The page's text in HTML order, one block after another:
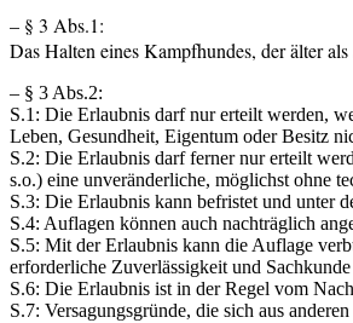
– § 3 Abs.1:
Das Halten eines Kampfhundes, der älter
– § 3 Abs.2:
S.1: Die Erlaubnis darf nur erteilt werden,
Leben, Gesundheit, Eigentum oder Besitz
S.2: Die Erlaubnis darf ferner nur erteilt
s.o.) eine unveränderliche, möglichst ohne
S.3: Die Erlaubnis kann befristet und unter
S.4: Auflagen können auch nachträglich
S.5: Mit der Erlaubnis kann die Auflage
erforderliche Zuverlässigkeit und Sachkunde
S.6: Die Erlaubnis ist in der Regel vom
S.7: Versagungsgründe, die sich aus